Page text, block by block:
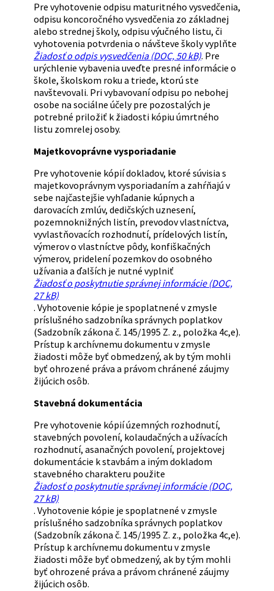
Pre vyhotovenie odpisu maturitného vysvedčenia,
odpisu koncoročného vysvedčenia zo základnej
alebo strednej školy, odpisu výučného listu, či
vyhotovenia potvrdenia o návšteve školy vyplňte
Žiadosť o odpis vysvedčenia (DOC, 50 kB). Pre
urýchlenie vybavenia uveďte presné informácie o
škole, školskom roku a triede, ktorú ste
navštevovali. Pri vybavovaní odpisu po nebohej
osobe na sociálne účely pre pozostalých je
potrebné priložiť k žiadosti kópiu úmrtného
listu zomrelej osoby.
Majetkovoprávne vysporiadanie
Pre vyhotovenie kópií dokladov, ktoré súvisia s
majetkovoprávnym vysporiadaním a zahŕňajú v
sebe najčastejšie vyhľadanie kúpnych a
darovacích zmlúv, dedičských uznesení,
pozemnoknižných listín, prevodov vlastníctva,
vyvlastňovacích rozhodnutí, prídelových listín,
výmerov o vlastníctve pôdy, konfiškačných
výmerov, pridelení pozemkov do osobného
užívania a ďalších je nutné vyplniť
Žiadosť o poskytnutie správnej informácie (DOC,
27 kB)
. Vyhotovenie kópie je spoplatnené v zmysle
príslušného sadzobníka správnych poplatkov
(Sadzobník zákona č. 145/1995 Z. z., položka 4c,e).
Prístup k archívnemu dokumentu v zmysle
žiadosti môže byť obmedzený, ak by tým mohli
byť ohrozené práva a právom chránené záujmy
žijúcich osôb.
Stavebná dokumentácia
Pre vyhotovenie kópií územných rozhodnutí,
stavebných povolení, kolaudačných a užívacích
rozhodnutí, asanačných povolení, projektovej
dokumentácie k stavbám a iným dokladom
stavebného charakteru použite
Žiadosť o poskytnutie správnej informácie (DOC,
27 kB)
. Vyhotovenie kópie je spoplatnené v zmysle
príslušného sadzobníka správnych poplatkov
(Sadzobník zákona č. 145/1995 Z. z., položka 4c,e).
Prístup k archívnemu dokumentu v zmysle
žiadosti môže byť obmedzený, ak by tým mohli
byť ohrozené práva a právom chránené záujmy
žijúcich osôb.